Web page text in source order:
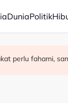
DuniaPolitik
penantian
mahkamah
perlu fahami,